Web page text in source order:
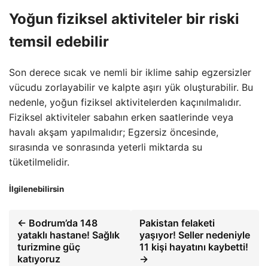
Yoğun fiziksel aktiviteler bir riski
temsil edebilir
Son derece sıcak ve nemli bir iklime sahip egzersizler
vücudu zorlayabilir ve kalpte aşırı yük oluşturabilir. Bu
nedenle, yoğun fiziksel aktivitelerden kaçınılmalıdır.
Fiziksel aktiviteler sabahın erken saatlerinde veya
havalı akşam yapılmalıdır; Egzersiz öncesinde,
sırasında ve sonrasında yeterli miktarda su
tüketilmelidir.
İlgilenebilirsin
← Bodrum’da 148
yataklı hastane! Sağlık
turizmine güç
katıyoruz
Pakistan felaketi
yaşıyor! Seller nedeniyle
11 kişi hayatını kaybetti!
→